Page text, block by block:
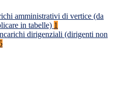
amministrativi di vertice (da
in tabelle) 1
dirigenziali (dirigenti non